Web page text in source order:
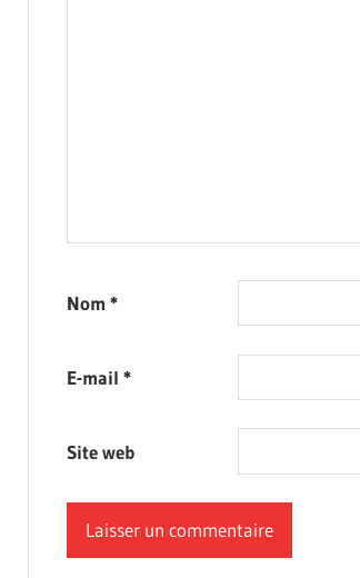
Nom *
E-mail *
Site web